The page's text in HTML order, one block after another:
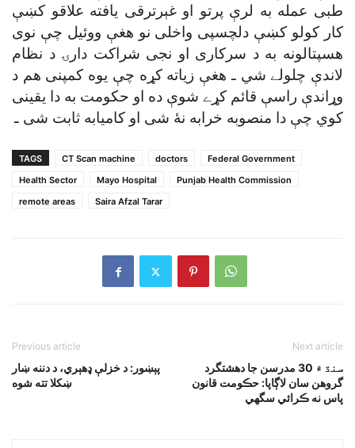
طبى عمله به لرې پرتو او غېرترقى يافته علاقو کښې
کار کولو کښې دلچسپى واخلى نو هغې ووئيل چې نوى
هسپتالونه به د سرکارى او نجى شراکت دارۍ د نظام
لاندې چلولے شي ـ هغې زياته کړه چې يوه کمپنى هم د
وړاندې راسې قائم کړے شوې ده او حکومت به دا يقينى
کوي چې دا منصوبه خرابه نۀ شى او کاميابه ثابت شى ـ
TAGS CT Scan machine doctors
Federal Government
Health Sector
Mayo Hospital
Punjab Health Commission
remote areas
Saira Afzal Tarar
Previous article
پېښور: د خزلې ډهېري، د دننه ښار
ښکلا تته شوه
Next article
سنڌ ۾ 30 مدرسن جا دهشتگرد
گروهن سان لاڳاپا: حڪومت قانون
پاس نه ڪرائي سگهي